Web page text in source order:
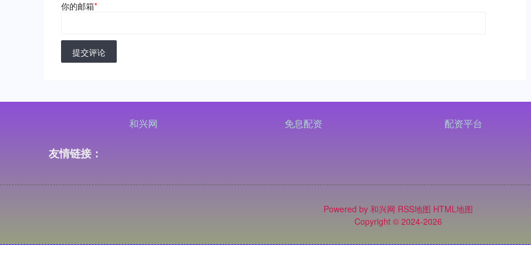
你的邮箱*
提交评论
和兴网 免息配资 配资平台
友情链接：
Powered by 和兴网 RSS地图 HTML地图
Copyright © 2024-2026